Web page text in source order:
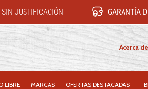
SIN JUSTIFICACIÓN GARANTÍA
Acerca
LIBRE MARCAS OFERTAS DESTACADAS